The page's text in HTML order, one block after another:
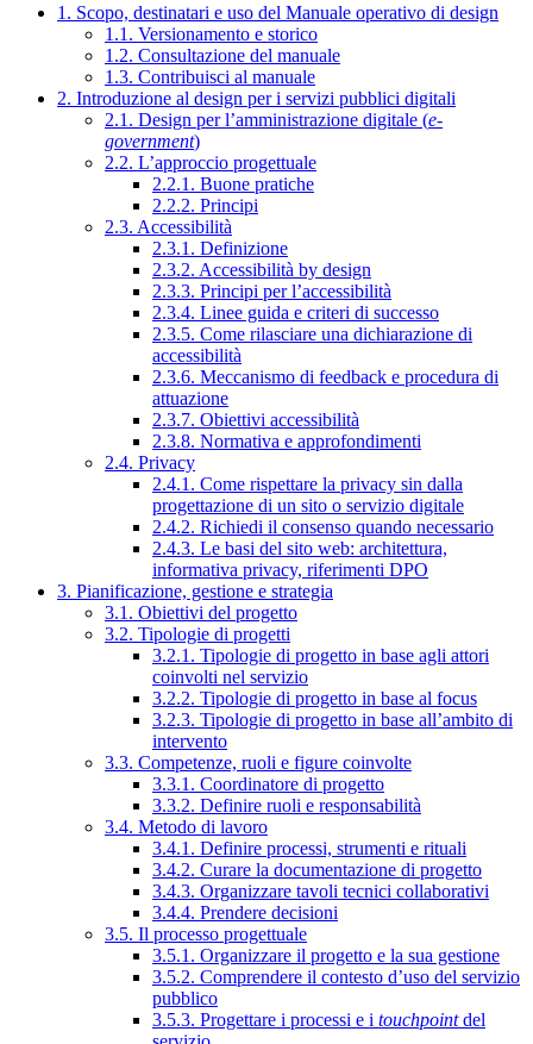
1. Scopo, destinatari e uso del Manuale operativo di design
1.1. Versionamento e storico
1.2. Consultazione del manuale
1.3. Contribuisci al manuale
2. Introduzione al design per i servizi pubblici digitali
2.1. Design per l’amministrazione digitale (e-
government)
2.2. L’approccio progettuale
2.2.1. Buone pratiche
2.2.2. Principi
2.3. Accessibilità
2.3.1. Definizione
2.3.2. Accessibilità by design
2.3.3. Principi per l’accessibilità
2.3.4. Linee guida e criteri di successo
2.3.5. Come rilasciare una dichiarazione di
accessibilità
2.3.6. Meccanismo di feedback e procedura di
attuazione
2.3.7. Obiettivi accessibilità
2.3.8. Normativa e approfondimenti
2.4. Privacy
2.4.1. Come rispettare la privacy sin dalla
progettazione di un sito o servizio digitale
2.4.2. Richiedi il consenso quando necessario
2.4.3. Le basi del sito web: architettura,
informativa privacy, riferimenti DPO
3. Pianificazione, gestione e strategia
3.1. Obiettivi del progetto
3.2. Tipologie di progetti
3.2.1. Tipologie di progetto in base agli attori
coinvolti nel servizio
3.2.2. Tipologie di progetto in base al focus
3.2.3. Tipologie di progetto in base all’ambito di
intervento
3.3. Competenze, ruoli e figure coinvolte
3.3.1. Coordinatore di progetto
3.3.2. Definire ruoli e responsabilità
3.4. Metodo di lavoro
3.4.1. Definire processi, strumenti e rituali
3.4.2. Curare la documentazione di progetto
3.4.3. Organizzare tavoli tecnici collaborativi
3.4.4. Prendere decisioni
3.5. Il processo progettuale
3.5.1. Organizzare il progetto e la sua gestione
3.5.2. Comprendere il contesto d’uso del servizio
pubblico
3.5.3. Progettare i processi e i touchpointdel